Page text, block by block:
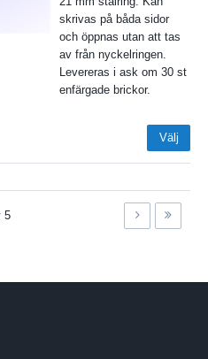
skrivas på båda sidor
och öppnas utan att tas
av från nyckelringen.
Levereras i ask om 30 st
enfärgade brickor.
Välj
5